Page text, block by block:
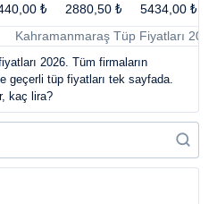
₺ 2880,50 ₺ 5434,00 ₺
Kahramanmaraş Tüp Fiyatları 2026
2026. Tüm firmaların
geçerli tüp fiyatları tek sayfada.
kaç lira?